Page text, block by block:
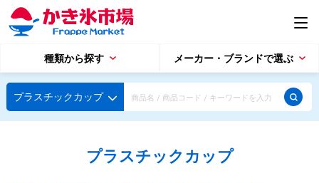
種類から探す
種類から探す
かき氷専用シロップ
果汁入りや厳選素材
天然着色の自然派シロップ
メーカー・ブランドで選ぶ
プラスチックカップ
プラスチックカップ